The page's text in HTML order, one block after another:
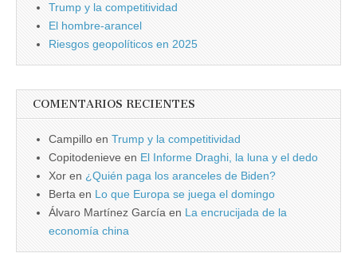
Trump y la competitividad
El hombre-arancel
Riesgos geopolíticos en 2025
COMENTARIOS RECIENTES
Campillo en Trump y la competitividad
Copitodenieve en El Informe Draghi, la luna y el dedo
Xor en ¿Quién paga los aranceles de Biden?
Berta en Lo que Europa se juega el domingo
Álvaro Martínez García en La encrucijada de la
economía china